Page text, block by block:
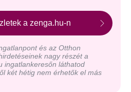
a zenga.hu-n
és az Otthon
nagy részét a
ingatlankeresőn láthatod
két hétig nem érhetők el más